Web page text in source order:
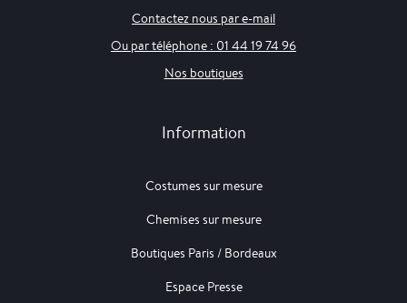
Contactez nous par e-mail
Ou par téléphone : 01 44 19 74 96
Nos boutiques
Information
Costumes sur mesure
Chemises sur mesure
Boutiques Paris / Bordeaux
Espace Presse